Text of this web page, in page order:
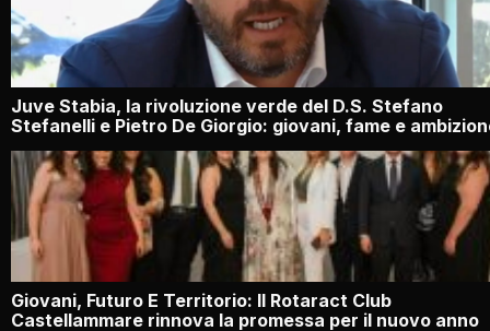
Juve Stabia, la rivoluzione verde del D.S. Stefano
Stefanelli e Pietro De Giorgio: giovani, fame e
Giovani, Futuro E Territorio: Il Rotaract Club
Castellammare rinnova la promessa per il nuovo anno